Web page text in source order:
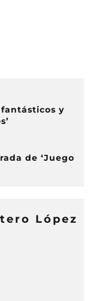
y
de ‘Juego
López